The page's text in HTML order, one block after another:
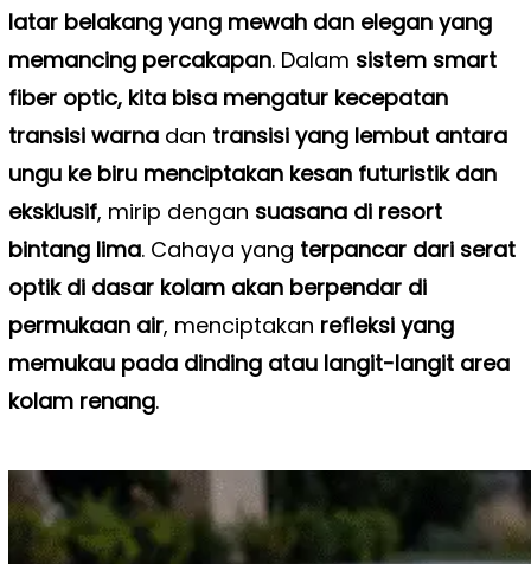
latar belakang yang mewah dan elegan yang
memancing percakapan. Dalam sistem smart
fiber optic, kita bisa mengatur kecepatan
transisi warnadan transisi yang lembut antara
ungu ke biru menciptakan kesan futuristik dan
eksklusif, mirip dengan suasana di resort
bintang lima. Cahaya yang terpancar dari serat
optik di dasar kolam akan berpendar di
permukaan air, menciptakan refleksi yang
memukau pada dinding atau langit-langit area
kolam renang.